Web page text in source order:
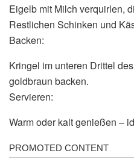
Eigelb mit Milch verquirlen,
Restlichen Schinken und
Backen:
Kringel im unteren Drittel
goldbraun backen.
Servieren:
Warm oder kalt genießen –